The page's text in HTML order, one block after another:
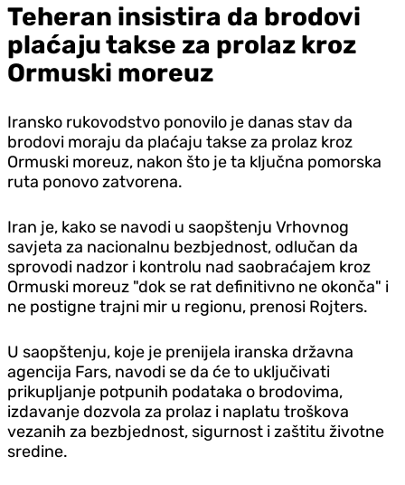
Teheran insistira da brodovi
plaćaju takse za prolaz kroz
Ormuski moreuz
Iransko rukovodstvo ponovilo je danas stav da
brodovi moraju da plaćaju takse za prolaz kroz
Ormuski moreuz, nakon što je ta ključna pomorska
ruta ponovo zatvorena.
Iran je, kako se navodi u saopštenju Vrhovnog
savjeta za nacionalnu bezbjednost, odlučan da
sprovodi nadzor i kontrolu nad saobraćajem kroz
Ormuski moreuz "dok se rat definitivno ne okonča" i
ne postigne trajni mir u regionu, prenosi Rojters.
U saopštenju, koje je prenijela iranska državna
agencija Fars, navodi se da će to uključivati
prikupljanje potpunih podataka o brodovima,
izdavanje dozvola za prolaz i naplatu troškova
vezanih za bezbjednost, sigurnost i zaštitu životne
sredine.